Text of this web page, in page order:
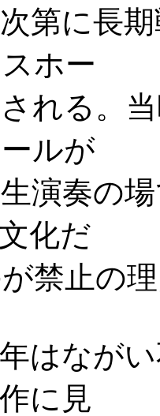
第に長期
ホー
れる。
ルが
演奏の
化だ
禁止の
はながい
に見